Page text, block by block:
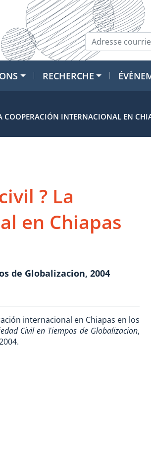
RECHERCHE
INTERNACIONAL EN
? La
en Chiapas
de Globalizacion, 2004
internacional en Chiapas en los
Civil en Tiempos de Globalizacion,